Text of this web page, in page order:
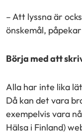
– Att lyssna är
önskemål,
Börja med att
Alla har inte lika
Då kan det vara
exempelvis vara
Hälsa i Finland)